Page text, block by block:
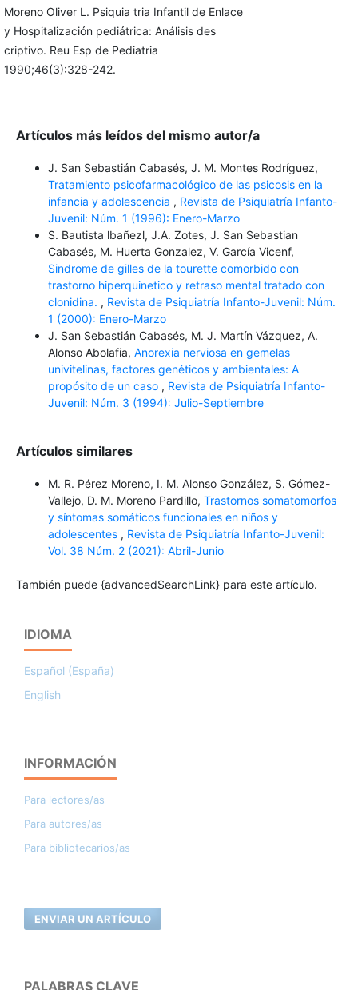
Moreno Oliver L. Psiquia tria Infantil de Enlace
y Hospitalización pediátrica: Análisis des
criptivo. Reu Esp de Pediatria
1990;46(3):328-242.
Artículos más leídos del mismo autor/a
J. San Sebastián Cabasés, J. M. Montes Rodríguez,
Tratamiento psicofarmacológico de las psicosis en la
infancia y adolescencia , Revista de Psiquiatría Infanto-
Juvenil: Núm. 1 (1996): Enero-Marzo
S. Bautista lbañezl, J.A. Zotes, J. San Sebastian
Cabasés, M. Huerta Gonzalez, V. García Vicenf,
Sindrome de gilles de la tourette comorbido con
trastorno hiperquinetico y retraso mental tratado con
clonidina. , Revista de Psiquiatría Infanto-Juvenil: Núm.
1 (2000): Enero-Marzo
J. San Sebastián Cabasés, M. J. Martín Vázquez, A.
Alonso Abolafia, Anorexia nerviosa en gemelas
univitelinas, factores genéticos y ambientales: A
propósito de un caso , Revista de Psiquiatría Infanto-
Juvenil: Núm. 3 (1994): Julio-Septiembre
Artículos similares
M. R. Pérez Moreno, I. M. Alonso González, S. Gómez-
Vallejo, D. M. Moreno Pardillo, Trastornos somatomorfos
y síntomas somáticos funcionales en niños y
adolescentes , Revista de Psiquiatría Infanto-Juvenil:
Vol. 38 Núm. 2 (2021): Abril-Junio
También puede {advancedSearchLink} para este artículo.
IDIOMA
Español (España)
English
INFORMACIÓN
Para lectores/as
Para autores/as
Para bibliotecarios/as
ENVIAR UN ARTÍCULO
PALABRAS CLAVE